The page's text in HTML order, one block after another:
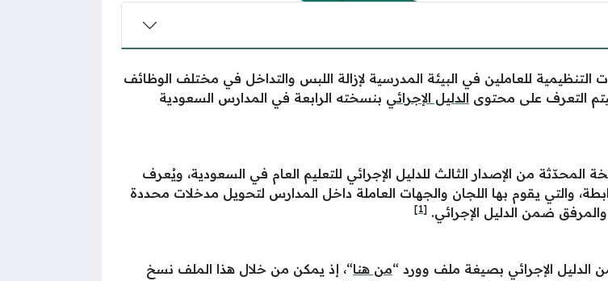
التنظيمية للعاملين في البيئة المدرسية لإزالة اللبس والتداخل في مختلف الوظائف
التعرف على محتوى الدليل الإجرائي بنسخته الرابعة في المدارس السعودية
الإصدار الرابع الصادر عام 1441 هجري النسخة المحدّثة من الإصدار الثالث للدليل الإجرائي للتعليم العام في السعودية، ويُعرف
والتي يقوم بها اللجان والجهات العاملة داخل المدارس لتحويل مدخلات محددة
ضمن الدليل الإجرائي. [1]
الدليل الإجرائي بصيغة ملف وورد “من هنا“، إذ يمكن من خلال هذا الملف نسخ